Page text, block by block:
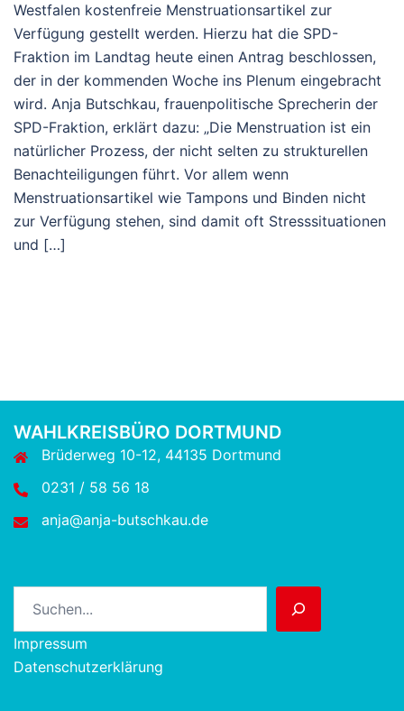
Westfalen kostenfreie Menstruationsartikel zur
Verfügung gestellt werden. Hierzu hat die SPD-
Fraktion im Landtag heute einen Antrag beschlossen,
der in der kommenden Woche ins Plenum eingebracht
wird. Anja Butschkau, frauenpolitische Sprecherin der
SPD-Fraktion, erklärt dazu: „Die Menstruation ist ein
natürlicher Prozess, der nicht selten zu strukturellen
Benachteiligungen führt. Vor allem wenn
Menstruationsartikel wie Tampons und Binden nicht
zur Verfügung stehen, sind damit oft Stresssituationen
und […]
WAHLKREISBÜRO DORTMUND
Brüderweg 10-12, 44135 Dortmund
0231 / 58 56 18
anja@anja-butschkau.de
Impressum
Datenschutzerklärung